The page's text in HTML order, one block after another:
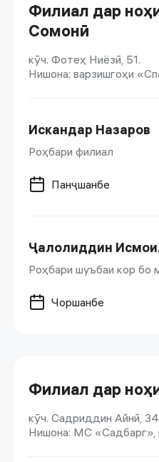
Филиал дар
Сомонӣ
кӯч. Фотеҳ Ниёзӣ, 51.
Нишона: варзишгоҳи
Искандар Назаров
Роҳбари филиал
Панҷшанбе
Ҷалолиддин
Роҳбари шуъбаи кор бо
Чоршанбе
Филиал дар
кӯч. Садриддин Айнӣ,
Нишона: МС «Садбарг»,